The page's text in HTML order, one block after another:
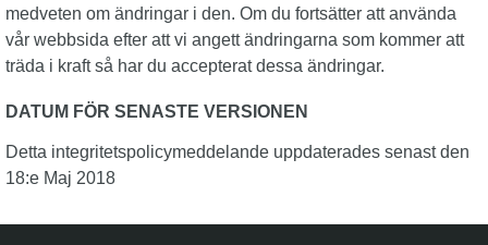
medveten om ändringar i den. Om du fortsätter att använda
vår webbsida efter att vi angett ändringarna som kommer att
träda i kraft så har du accepterat dessa ändringar.
DATUM FÖR SENASTE VERSIONEN
Detta integritetspolicymeddelande uppdaterades senast den
18:e Maj 2018